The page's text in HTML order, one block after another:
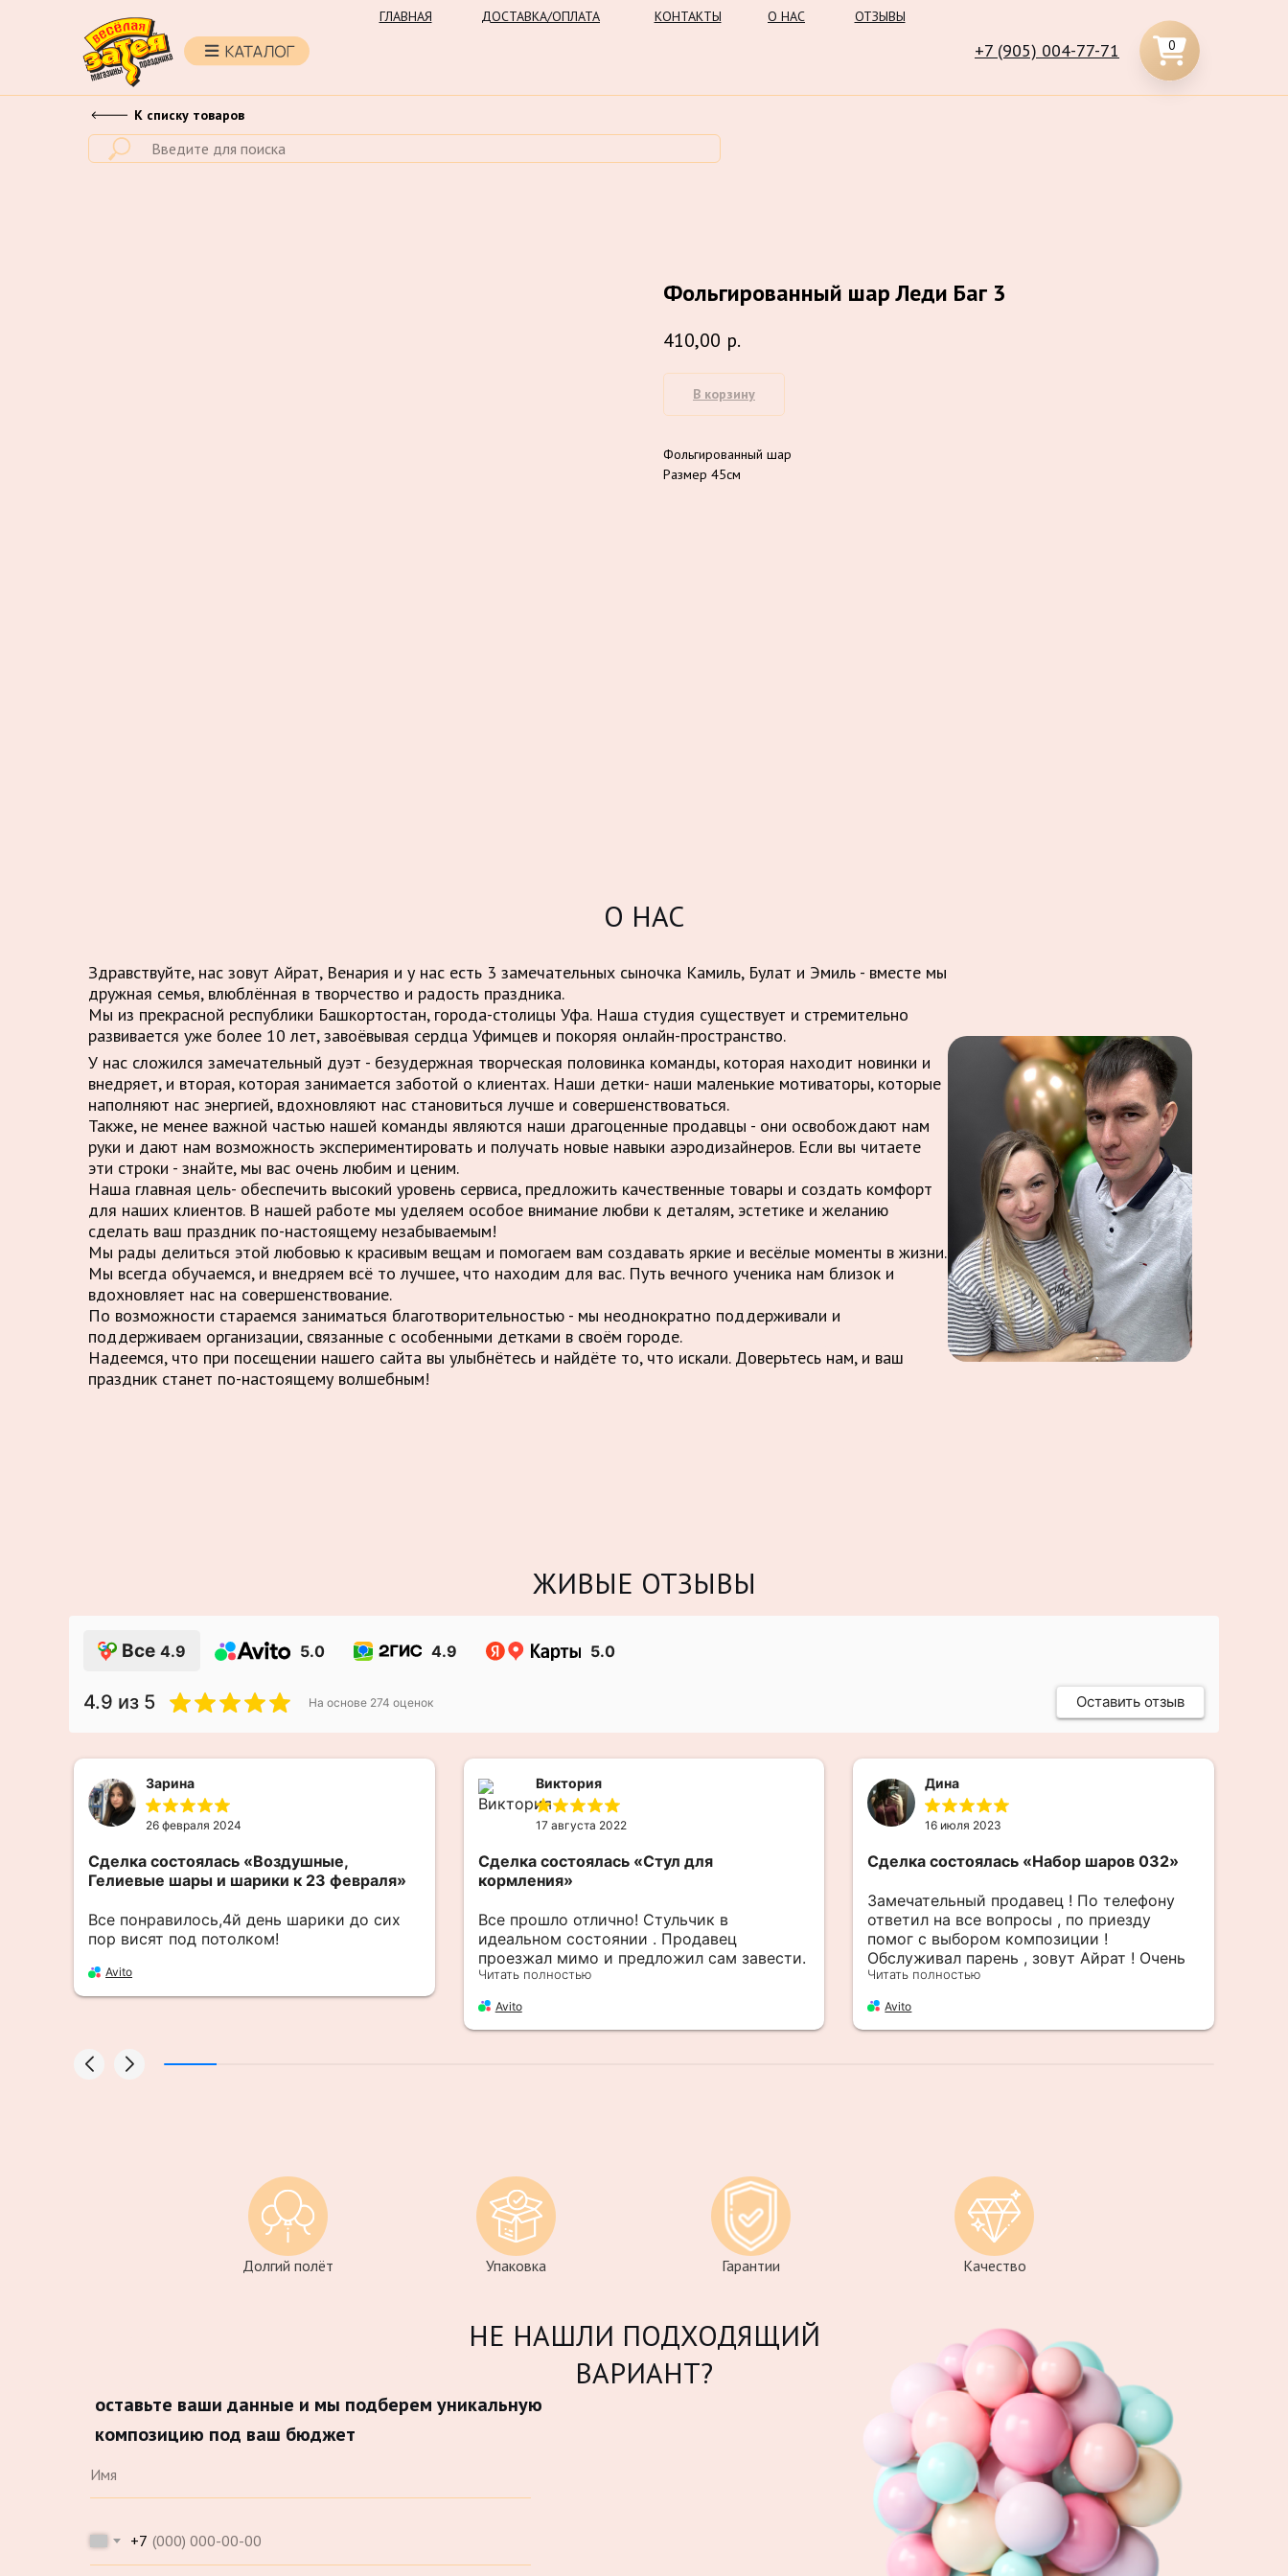
0
ДОСТАВКА/ОПЛАТА
ГЛАВНАЯ КОНТАКТЫ О НАС ОТЗЫВЫ
+7 (905) 004-77-71
К списку товаров
Фольгированный шар Леди Баг 3
410,00 р.
В корзину
Фольгированный шар
Размер 45см
О НАС
Здравствуйте, нас зовут Айрат, Венария и у нас есть 3 замечательных сыночка Камиль, Булат и Эмиль - вместе мы
дружная семья, влюблённая в творчество и радость праздника.
Мы из прекрасной республики Башкортостан, города-столицы Уфа. Наша студия существует и стремительно
развивается уже более 10 лет, завоёвывая сердца Уфимцев и покоряя онлайн-пространство.
У нас сложился замечательный дуэт - безудержная творческая половинка команды, которая находит новинки и
внедряет, и вторая, которая занимается заботой о клиентах. Наши детки- наши маленькие мотиваторы, которые
наполняют нас энергией, вдохновляют нас становиться лучше и совершенствоваться.
Также, не менее важной частью нашей команды являются наши драгоценные продавцы - они освобождают нам
руки и дают нам возможность экспериментировать и получать новые навыки аэродизайнеров. Если вы читаете
эти строки - знайте, мы вас очень любим и ценим.
Наша главная цель- обеспечить высокий уровень сервиса, предложить качественные товары и создать комфорт
для наших клиентов. В нашей работе мы уделяем особое внимание любви к деталям, эстетике и желанию
сделать ваш праздник по-настоящему незабываемым!
Мы рады делиться этой любовью к красивым вещам и помогаем вам создавать яркие и весёлые моменты в жизни.
Мы всегда обучаемся, и внедряем всё то лучшее, что находим для вас. Путь вечного ученика нам близок и
вдохновляет нас на совершенствование.
По возможности стараемся заниматься благотворительностью - мы неоднократно поддерживали и
поддерживаем организации, связанные с особенными детками в своём городе.
Надеемся, что при посещении нашего сайта вы улыбнётесь и найдёте то, что искали. Доверьтесь нам, и ваш
праздник станет по-настоящему волшебным!
ЖИВЫЕ ОТЗЫВЫ
Все 4.9 5.0 4.9 5.0
4.9 из 5 На основе 274 оценок Оставить отзыв
Зарина
26 февраля 2024
Сделка состоялась «Воздушные,
Гелиевые шары и шарики к 23 февраля»
Все понравилось,4й день шарики до сих
пор висят под потолком!
Avito
Виктория
17 августа 2022
Сделка состоялась «Стул для
кормления»
Все прошло отлично! Стульчик в
идеальном состоянии . Продавец
проезжал мимо и предложил сам завести.
Ещё раз большое спасибо !
Читать полностью
Avito
Дина
16 июля 2023
Сделка состоялась «Набор шаров 032»
Замечательный продавец ! По телефону
ответил на все вопросы , по приезду
помог с выбором композиции !
Обслуживал парень , зовут Айрат ! Очень
благодарна ! К заказанному времени было
все готово и упаковано ! Брали цифры (10)
и связку Шаров на день рождение дочери.
Читать полностью
Avito
Долгий полёт Упаковка Гарантии Качество
+7
оставьте ваши данные и мы подберем уникальную
композицию под ваш бюджет
НЕ НАШЛИ ПОДХОДЯЩИЙ
ВАРИАНТ?